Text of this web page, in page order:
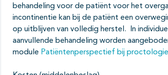
behandeling voor de patiënt voor het
incontinentie kan bij de patiënt een
op uitblijven van volledig herstel. In
aanvullende behandeling worden
module Patiëntenperspectief bij proctologie